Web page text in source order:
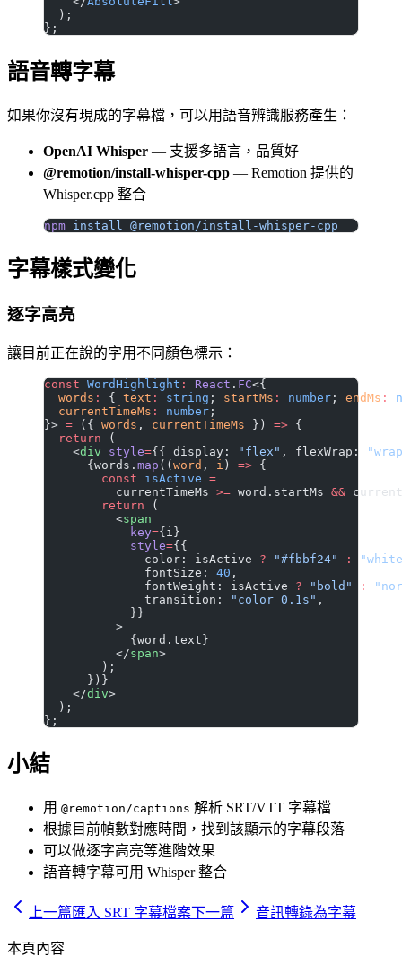
  );
};
語音轉字幕
如果你沒有現成的字幕檔，可以用語音辨識服務產生：
OpenAI Whisper — 支援多語言，品質好
@remotion/install-whisper-cpp — Remotion 提供的
Whisper.cpp 整合
npm install @remotion/install-whisper-cpp
字幕樣式變化
逐字高亮
讓目前正在說的字用不同顏色標示：
const WordHighlight : React . FC<{
  words
: { text : string ; startMs : number ; endMs :
  currentTimeMs
: number ;
}> = ({ words , currentTimeMs }) => {
  return
(
    <
div style={{ display: "flex" , flexWrap:
      {words.
map (( word , i ) => {
        const
isActive =
          currentTimeMs
>= word.startMs &&
        return
(
          <
span
            key
={i}
            style
={{
              color: isActive
? "#fbbf24" :
              fontSize:
40 ,
              fontWeight: isActive
? "bold" :
              transition:
"color 0.1s" ,
            }}
          >
            {word.text}
          </
span>
        );
      })}
    </
div>
  );
};
小結
用 @remotion/captions 解析 SRT/VTT 字幕檔
根據目前幀數對應時間，找到該顯示的字幕段落
可以做逐字高亮等進階效果
語音轉字幕可用 Whisper 整合
上一篇 匯入 SRT 字幕檔案下一篇 音訊轉錄為字幕
本頁內容